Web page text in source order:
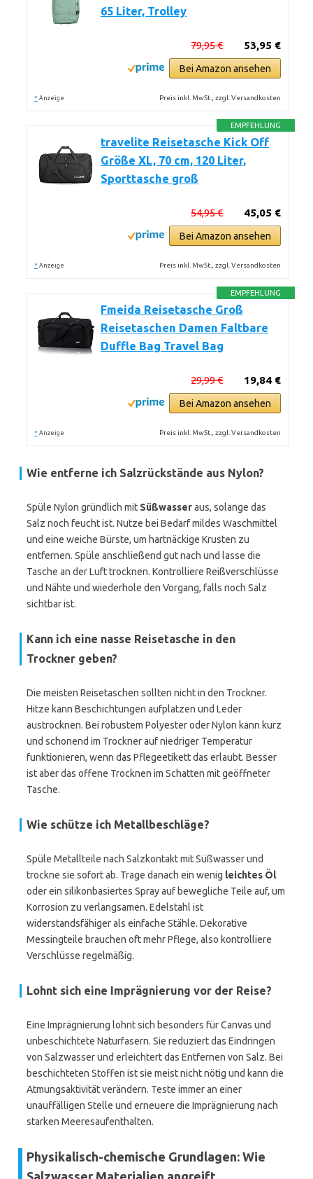
65 Liter, Trolley
53,95 €
79,95 €
Bei Amazon ansehen
* Anzeige Preis inkl. MwSt., zzgl. Versandkosten
EMPFEHLUNG
travelite Reisetasche Kick Off
Größe XL, 70 cm, 120 Liter,
Sporttasche groß
45,05 €
54,95 €
Bei Amazon ansehen
* Anzeige Preis inkl. MwSt., zzgl. Versandkosten
EMPFEHLUNG
Fmeida Reisetasche Groß
Reisetaschen Damen Faltbare
Duffle Bag Travel Bag
19,84 €
29,99 €
Bei Amazon ansehen
* Anzeige Preis inkl. MwSt., zzgl. Versandkosten
Wie entferne ich Salzrückstände aus Nylon?
Spüle Nylon gründlich mit Süßwasseraus, solange das
Salz noch feucht ist. Nutze bei Bedarf mildes Waschmittel
und eine weiche Bürste, um hartnäckige Krusten zu
entfernen. Spüle anschließend gut nach und lasse die
Tasche an der Luft trocknen. Kontrolliere Reißverschlüsse
und Nähte und wiederhole den Vorgang, falls noch Salz
sichtbar ist.
Kann ich eine nasse Reisetasche in den
Trockner geben?
Die meisten Reisetaschen sollten nicht in den Trockner.
Hitze kann Beschichtungen aufplatzen und Leder
austrocknen. Bei robustem Polyester oder Nylon kann kurz
und schonend im Trockner auf niedriger Temperatur
funktionieren, wenn das Pflegeetikett das erlaubt. Besser
ist aber das offene Trocknen im Schatten mit geöffneter
Tasche.
Wie schütze ich Metallbeschläge?
Spüle Metallteile nach Salzkontakt mit Süßwasser und
trockne sie sofort ab. Trage danach ein wenig leichtes Öl
oder ein silikonbasiertes Spray auf bewegliche Teile auf, um
Korrosion zu verlangsamen. Edelstahl ist
widerstandsfähiger als einfache Stähle. Dekorative
Messingteile brauchen oft mehr Pflege, also kontrolliere
Verschlüsse regelmäßig.
Lohnt sich eine Imprägnierung vor der Reise?
Eine Imprägnierung lohnt sich besonders für Canvas und
unbeschichtete Naturfasern. Sie reduziert das Eindringen
von Salzwasser und erleichtert das Entfernen von Salz. Bei
beschichteten Stoffen ist sie meist nicht nötig und kann die
Atmungsaktivität verändern. Teste immer an einer
unauffälligen Stelle und erneuere die Imprägnierung nach
starken Meeresaufenthalten.
Physikalisch-chemische Grundlagen: Wie
Salzwasser Materialien angreift